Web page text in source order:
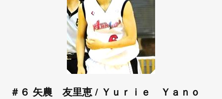
＃６ 矢農 友里恵 / Ｙｕｒｉｅ Ｙａｎｏ